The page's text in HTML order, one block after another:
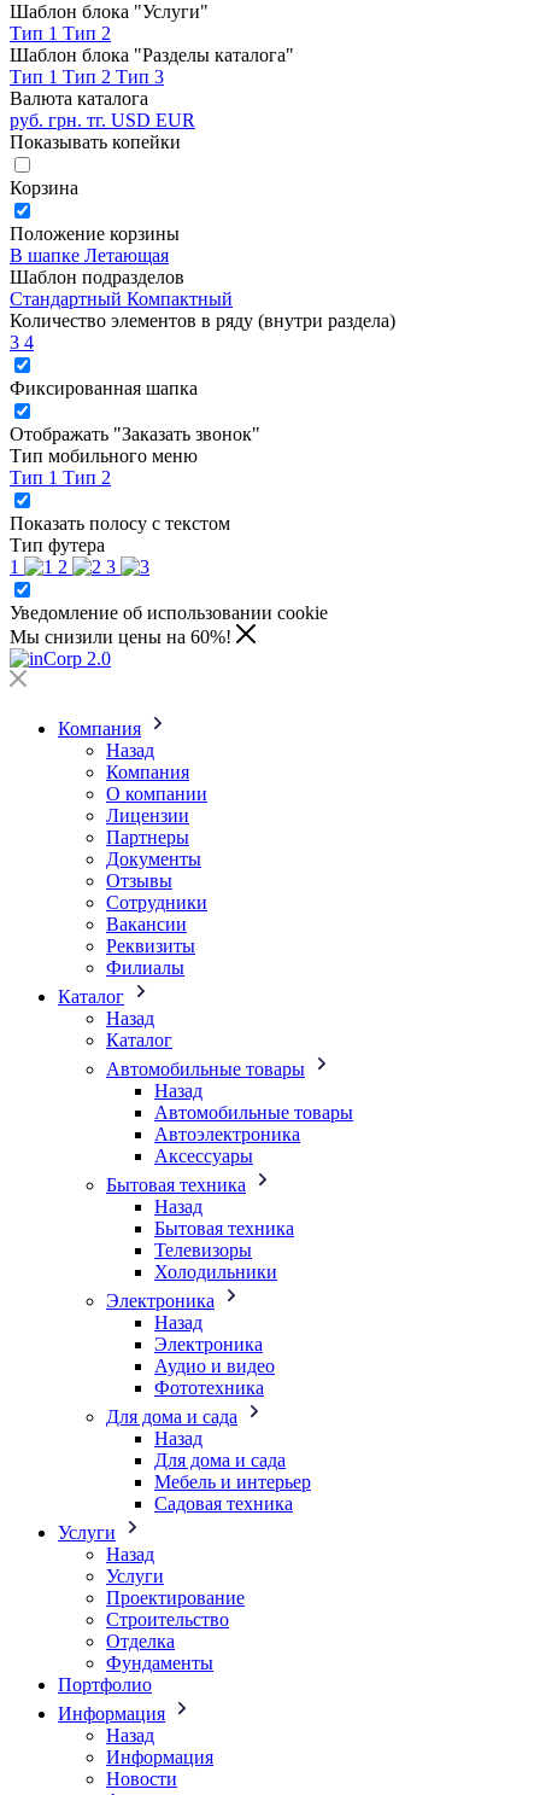
Шаблон блока "Услуги"
Тип 1 Тип 2
Шаблон блока "Разделы каталога"
Тип 1 Тип 2 Тип 3
Валюта каталога
руб. грн. тг. USD EUR
Показывать копейки
Корзина
Положение корзины
В шапке Летающая
Шаблон подразделов
Стандартный Компактный
Количество элементов в ряду (внутри раздела)
3 4
Фиксированная шапка
Отображать "Заказать звонок"
Тип мобильного меню
Тип 1 Тип 2
Показать полосу с текстом
Тип футера
1
2 3
Уведомление об использовании cookie
Мы снизили цены на 60%!
Компания
Назад
Компания
О компании
Лицензии
Партнеры
Документы
Отзывы
Сотрудники
Вакансии
Реквизиты
Филиалы
Каталог
Назад
Каталог
Автомобильные товары
Назад
Автомобильные товары
Автоэлектроника
Аксессуары
Бытовая техника
Назад
Бытовая техника
Телевизоры
Холодильники
Электроника
Назад
Электроника
Аудио и видео
Фототехника
Для дома и сада
Назад
Для дома и сада
Мебель и интерьер
Садовая техника
Услуги
Назад
Услуги
Проектирование
Строительство
Отделка
Фундаменты
Портфолио
Информация
Назад
Информация
Новости